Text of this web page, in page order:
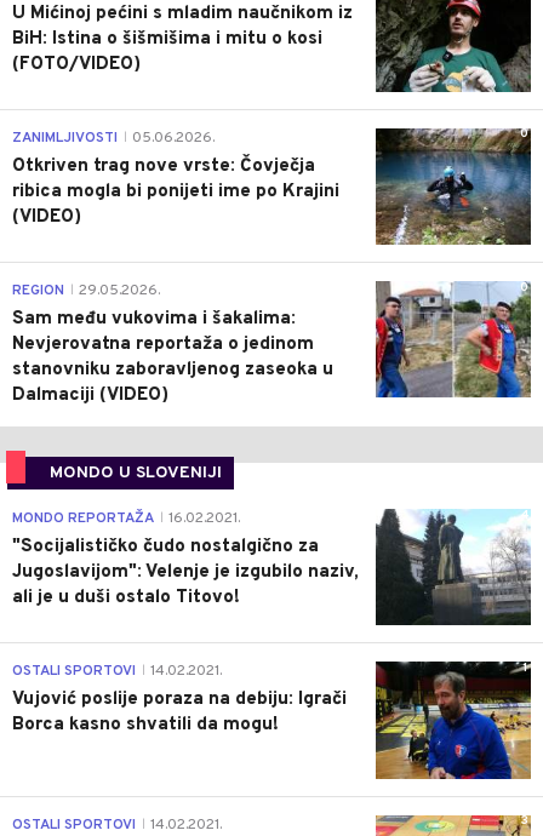
U Mićinoj pećini s mladim naučnikom iz
BiH: Istina o šišmišima i mitu o kosi
(FOTO/VIDEO)
0
ZANIMLJIVOSTI 05.06.2026.
Otkriven trag nove vrste: Čovječja
ribica mogla bi ponijeti ime po Krajini
(VIDEO)
0
REGION 29.05.2026.
Sam među vukovima i šakalima:
Nevjerovatna reportaža o jedinom
stanovniku zaboravljenog zaseoka u
Dalmaciji (VIDEO)
MONDO U SLOVENIJI
4
MONDO REPORTAŽA 16.02.2021.
"Socijalističko čudo nostalgično za
Jugoslavijom": Velenje je izgubilo naziv,
ali je u duši ostalo Titovo!
1
OSTALI SPORTOVI 14.02.2021.
Vujović poslije poraza na debiju: Igrači
Borca kasno shvatili da mogu!
3
OSTALI SPORTOVI 14.02.2021.